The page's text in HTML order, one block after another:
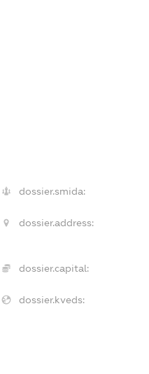
dossier.smida:
dossier.address:
dossier.capital:
dossier.kveds: